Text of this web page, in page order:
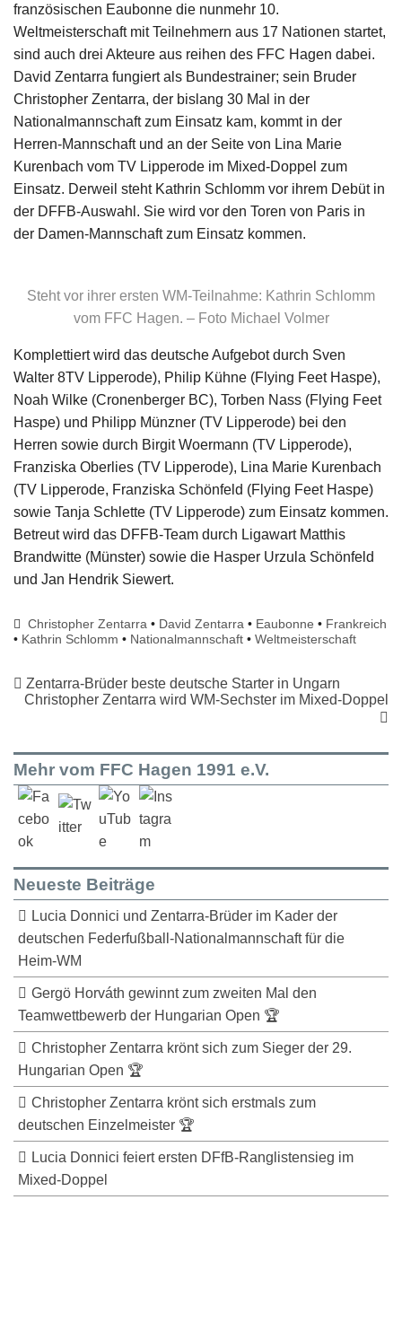
französischen Eaubonne die nunmehr 10.
Weltmeisterschaft mit Teilnehmern aus 17 Nationen startet,
sind auch drei Akteure aus reihen des FFC Hagen dabei.
David Zentarra fungiert als Bundestrainer; sein Bruder
Christopher Zentarra, der bislang 30 Mal in der
Nationalmannschaft zum Einsatz kam, kommt in der
Herren-Mannschaft und an der Seite von Lina Marie
Kurenbach vom TV Lipperode im Mixed-Doppel zum
Einsatz. Derweil steht Kathrin Schlomm vor ihrem Debüt in
der DFFB-Auswahl. Sie wird vor den Toren von Paris in
der Damen-Mannschaft zum Einsatz kommen.
Steht vor ihrer ersten WM-Teilnahme: Kathrin Schlomm
vom FFC Hagen. – Foto Michael Volmer
Komplettiert wird das deutsche Aufgebot durch Sven
Walter 8TV Lipperode), Philip Kühne (Flying Feet Haspe),
Noah Wilke (Cronenberger BC), Torben Nass (Flying Feet
Haspe) und Philipp Münzner (TV Lipperode) bei den
Herren sowie durch Birgit Woermann (TV Lipperode),
Franziska Oberlies (TV Lipperode), Lina Marie Kurenbach
(TV Lipperode, Franziska Schönfeld (Flying Feet Haspe)
sowie Tanja Schlette (TV Lipperode) zum Einsatz kommen.
Betreut wird das DFFB-Team durch Ligawart Matthis
Brandwitte (Münster) sowie die Hasper Urzula Schönfeld
und Jan Hendrik Siewert.
Christopher Zentarra • David Zentarra • Eaubonne • Frankreich
• Kathrin Schlomm • Nationalmannschaft • Weltmeisterschaft
Zentarra-Brüder beste deutsche Starter in Ungarn
Christopher Zentarra wird WM-Sechster im Mixed-Doppel
Mehr vom FFC Hagen 1991 e.V.
Neueste Beiträge
Lucia Donnici und Zentarra-Brüder im Kader der
deutschen Federfußball-Nationalmannschaft für die
Heim-WM
Gergö Horváth gewinnt zum zweiten Mal den
Teamwettbewerb der Hungarian Open 🏆
Christopher Zentarra krönt sich zum Sieger der 29.
Hungarian Open 🏆
Christopher Zentarra krönt sich erstmals zum
deutschen Einzelmeister 🏆
Lucia Donnici feiert ersten DFfB-Ranglistensieg im
Mixed-Doppel